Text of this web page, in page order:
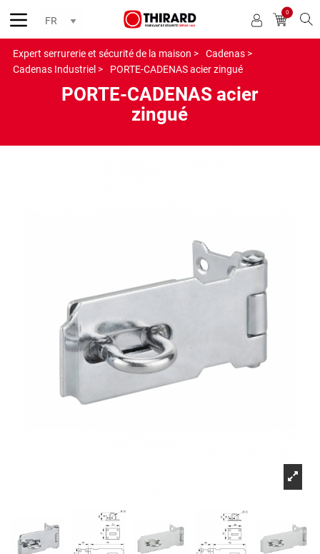
0
Expert serrurerie et sécurité de la maison >
Cadenas >
Cadenas Industriel >
PORTE-CADENAS acier zingué
PORTE-CADENAS acier
zingué